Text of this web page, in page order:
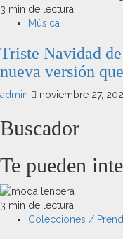
3 min de lectura
Música
Triste Navidad
nueva versión
admin noviembre 27,
Buscador
Te pueden
3 min de lectura
Colecciones /